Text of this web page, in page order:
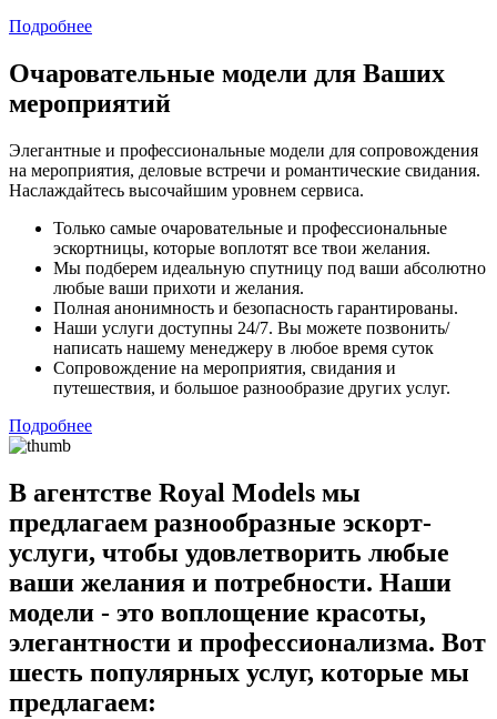
Подробнее
Очаровательные модели для Ваших
мероприятий
Элегантные и профессиональные модели для сопровождения
на мероприятия, деловые встречи и романтические свидания.
Наслаждайтесь высочайшим уровнем сервиса.
Только самые очаровательные и профессиональные
эскортницы, которые воплотят все твои желания.
Мы подберем идеальную спутницу под ваши абсолютно
любые ваши прихоти и желания.
Полная анонимность и безопасность гарантированы.
Наши услуги доступны 24/7. Вы можете позвонить/
написать нашему менеджеру в любое время суток
Сопровождение на мероприятия, свидания и
путешествия, и большое разнообразие других услуг.
Подробнее
В агентстве Royal Models мы
предлагаем разнообразные эскорт-
услуги, чтобы удовлетворить любые
ваши желания и потребности. Наши
модели - это воплощение красоты,
элегантности и профессионализма. Вот
шесть популярных услуг, которые мы
предлагаем: